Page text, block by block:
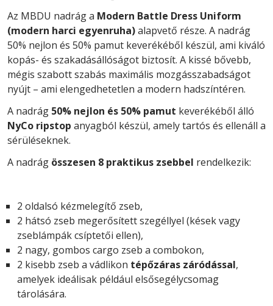
Az MBDU nadrág a Modern Battle Dress Uniform
(modern harci egyenruha)alapvető része. A nadrág
50% nejlon és 50% pamut keverékéből készül, ami kiváló
kopás- és szakadásállóságot biztosít. A kissé bővebb,
mégis szabott szabás maximális mozgásszabadságot
nyújt – ami elengedhetetlen a modern hadszíntéren.
A nadrág 50% nejlon és 50% pamut keverékéből álló
NyCo ripstop anyagból készül, amely tartós és ellenáll a
sérüléseknek.
A nadrág összesen 8 praktikus zsebbel rendelkezik:
2 oldalsó kézmelegítő zseb,
2 hátsó zseb megerősített szegéllyel (kések vagy
zseblámpák csíptetői ellen),
2 nagy, gombos cargo zseb a combokon,
2 kisebb zseb a vádlikon tépőzáras záródással,
amelyek ideálisak például elsősegélycsomag
tárolására.